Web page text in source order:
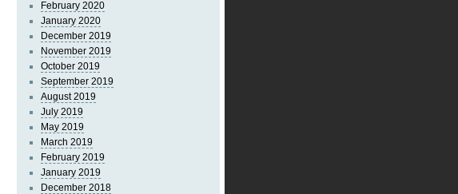
February 2020
January 2020
December 2019
November 2019
October 2019
September 2019
August 2019
July 2019
May 2019
March 2019
February 2019
January 2019
December 2018